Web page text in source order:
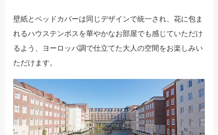
壁紙とベッドカバーは同じデザインで統一され、花に包ま
れるハウステンボスを華やかなお部屋でも感じていただけ
るよう、ヨーロッパ調で仕立てた大人の空間をお楽しみい
ただけます。